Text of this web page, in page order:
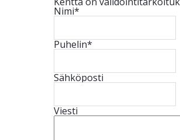
Nimi*
Puhelin*
Sähköposti
Viesti